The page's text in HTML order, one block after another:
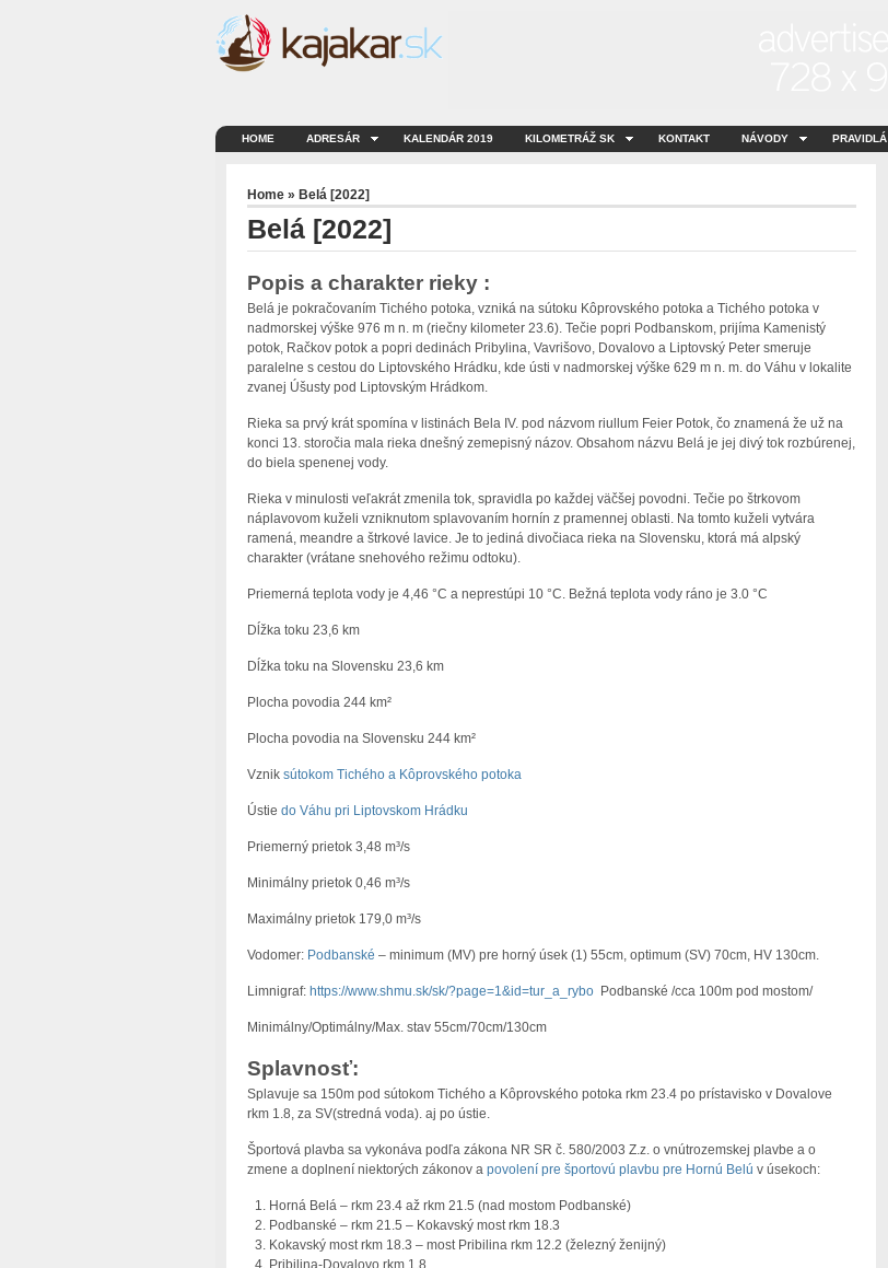
HOME ADRESÁR KALENDÁR 2019 KILOMETRÁŽ SK KONTAKT NÁVODY PRAVIDLÁ
Home» Belá [2022]
Belá [2022]
Popis a charakter rieky :
Belá je pokračovaním Tichého potoka, vzniká na sútoku Kôprovského potoka a Tichého potoka v
nadmorskej výške 976 m n. m (riečny kilometer 23.6). Tečie popri Podbanskom, prijíma Kamenistý
potok, Račkov potok a popri dedinách Pribylina, Vavrišovo, Dovalovo a Liptovský Peter smeruje
paralelne s cestou do Liptovského Hrádku, kde ústi v nadmorskej výške 629 m n. m. do Váhu v lokalite
zvanej Úšusty pod Liptovským Hrádkom.
Rieka sa prvý krát spomína v listinách Bela IV. pod názvom riullum Feier Potok, čo znamená že už na
konci 13. storočia mala rieka dnešný zemepisný názov. Obsahom názvu Belá je jej divý tok rozbúrenej,
do biela spenenej vody.
Rieka v minulosti veľakrát zmenila tok, spravidla po každej väčšej povodni. Tečie po štrkovom
náplavovom kuželi vzniknutom splavovaním hornín z pramennej oblasti. Na tomto kuželi vytvára
ramená, meandre a štrkové lavice. Je to jediná divočiaca rieka na Slovensku, ktorá má alpský
charakter (vrátane snehového režimu odtoku).
Priemerná teplota vody je 4,46 °C a neprestúpi 10 °C. Bežná teplota vody ráno je 3.0 °C
Dĺžka toku 23,6 km
Dĺžka toku na Slovensku 23,6 km
Plocha povodia 244 km²
Plocha povodia na Slovensku 244 km²
Vznik sútokom Tichého a Kôprovského potoka
Ústie do Váhu pri Liptovskom Hrádku
Priemerný prietok 3,48 m³/s
Minimálny prietok 0,46 m³/s
Maximálny prietok 179,0 m³/s
Vodomer: Podbanské – minimum (MV) pre horný úsek (1) 55cm, optimum (SV) 70cm, HV 130cm.
Limnigraf: https://www.shmu.sk/sk/?page=1&id=tur_a_rybo Podbanské /cca 100m pod mostom/
Minimálny/Optimálny/Max. stav 55cm/70cm/130cm
Splavnosť:
Splavuje sa 150m pod sútokom Tichého a Kôprovského potoka rkm 23.4 po prístavisko v Dovalove
rkm 1.8, za SV(stredná voda). aj po ústie.
Športová plavba sa vykonáva podľa zákona NR SR č. 580/2003 Z.z. o vnútrozemskej plavbe a o
zmene a doplnení niektorých zákonov a povolení pre športovú plavbu pre Hornú Belú v úsekoch:
Horná Belá – rkm 23.4 až rkm 21.5 (nad mostom Podbanské)
Podbanské – rkm 21.5 – Kokavský most rkm 18.3
Kokavský most rkm 18.3 – most Pribilina rkm 12.2 (železný ženijný)
Pribilina-Dovalovo rkm 1.8